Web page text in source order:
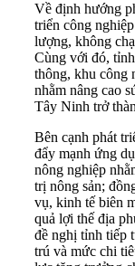
Về định hướng
triển công
lượng, không
Cùng với đó,
thông, khu công
nhằm nâng cao
Tây Ninh trở
Bên cạnh phát
đẩy mạnh ứng
nông nghiệp
trị nông sản;
vụ, kinh tế biên
quả lợi thế địa
đề nghị tỉnh tiếp
trú và mức chi